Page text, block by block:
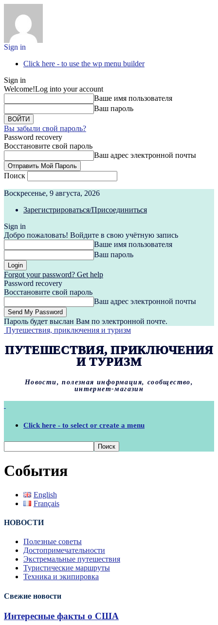
Sign in
Click here - to use the wp menu builder
Sign in
Welcome!Log into your account
Ваше имя пользователя
Ваш пароль
Вы забыли свой пароль?
Password recovery
Восстановите свой пароль
Ваш адрес электронной почты
Поиск
Воскресенье, 9 августа, 2026
Зарегистрироваться/Присоединиться
Sign in
Добро пожаловать! Войдите в свою учётную запись
Ваше имя пользователя
Ваш пароль
Forgot your password? Get help
Password recovery
Восстановите свой пароль
Ваш адрес электронной почты
Пароль будет выслан Вам по электронной почте.
Путешествия, приключения и туризм
ПУТЕШЕСТВИЯ, ПРИКЛЮЧЕНИЯ
И ТУРИЗМ
Новости, полезная информация, сообщество,
интернет-магазин
Click here - to select or create a menu
События
English
Français
НОВОСТИ
Полезные советы
Достопримечательности
Экстремальные путешествия
Туристические маршруты
Техника и экипировка
Свежие новости
Интересные факты о США